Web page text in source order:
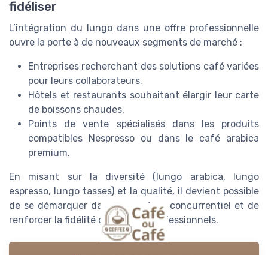
fidéliser
L’intégration du lungo dans une offre professionnelle
ouvre la porte à de nouveaux segments de marché :
Entreprises recherchant des solutions café variées
pour leurs collaborateurs.
Hôtels et restaurants souhaitant élargir leur carte
de boissons chaudes.
Points de vente spécialisés dans les produits
compatibles Nespresso ou dans le café arabica
premium.
En misant sur la diversité (lungo arabica, lungo
espresso, lungo tasses) et la qualité, il devient possible
de se démarquer dans un secteur concurrentiel et de
renforcer la fidélité des clients professionnels.